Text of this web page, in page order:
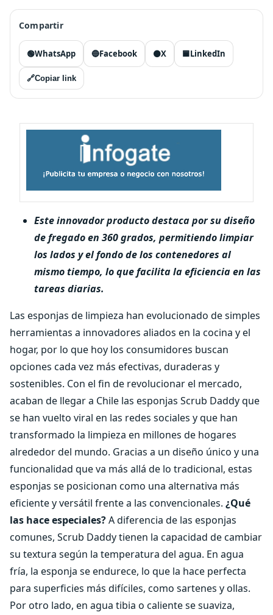
Compartir
🟢WhatsApp 🔵Facebook ⚫X 🟦LinkedIn
🔗Copiar link
Este innovador producto destaca por su diseño
de fregado en 360 grados, permitiendo limpiar
los lados y el fondo de los contenedores al
mismo tiempo, lo que facilita la eficiencia en las
tareas diarias.
Las esponjas de limpieza han evolucionado de simples
herramientas a innovadores aliados en la cocina y el
hogar, por lo que hoy los consumidores buscan
opciones cada vez más efectivas, duraderas y
sostenibles. Con el fin de revolucionar el mercado,
acaban de llegar a Chile las esponjas Scrub Daddy que
se han vuelto viral en las redes sociales y que han
transformado la limpieza en millones de hogares
alrededor del mundo. Gracias a un diseño único y una
funcionalidad que va más allá de lo tradicional, estas
esponjas se posicionan como una alternativa más
eficiente y versátil frente a las convencionales. ¿Qué
las hace especiales?A diferencia de las esponjas
comunes, Scrub Daddy tienen la capacidad de cambiar
su textura según la temperatura del agua. En agua
fría, la esponja se endurece, lo que la hace perfecta
para superficies más difíciles, como sartenes y ollas.
Por otro lado, en agua tibia o caliente se suaviza,